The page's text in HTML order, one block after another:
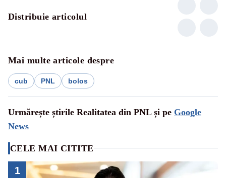
Distribuie articolul
Mai multe articole despre
cub PNL bolos
Urmărește știrile Realitatea din PNL și pe Google
News
CELE MAI CITITE
1